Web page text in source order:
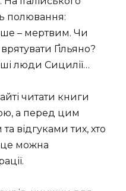
полювання:
– мертвим. Чи
Ґільяно?
люди Сицилії…
читати книги
а перед цим
відгуками тих, хто
це можна